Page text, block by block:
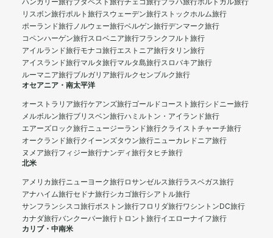
ハンガリー旅行ブダペスト旅行チェコ旅行プラハ旅行ポルトガル旅行
リスボン旅行ポルト旅行スウェーデン旅行ストックホルム旅行
ポーランド旅行ノルウェー旅行ベルゲン旅行デンマーク旅行
コペンハーゲン旅行スロベニア旅行フランクフルト旅行
アイルランド旅行モナコ旅行エストニア旅行タリン旅行
アイスランド旅行マルタ旅行マルタ島旅行スロバキア旅行
ルーマニア旅行ブルガリア旅行ルクセンブルク旅行
オセアニア・南太平洋
オーストラリア旅行ケアンズ旅行ゴールドコースト旅行シドニー旅行
メルボルン旅行ブリスベン旅行ハミルトン・アイランド旅行
エアーズロック旅行ニュージーランド旅行クライストチャーチ旅行
オークランド旅行クイーンズタウン旅行ニューカレドニア旅行
ヌメア旅行フィジー旅行ナンディ旅行タヒチ旅行
北米
アメリカ旅行ニューヨーク旅行ロサンゼルス旅行ラスベガス旅行
アナハイム旅行セドナ旅行シカゴ旅行シアトル旅行
サンフランシスコ旅行ボストン旅行フロリダ旅行ワシントンDC旅行
カナダ旅行バンクーバー旅行 トロント旅行イエローナイフ旅行
カリブ・中南米